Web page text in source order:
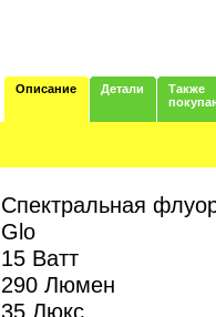
Описание Детали
Также
Спектральная
Glo
15 Ватт
290 Люмен
35 Люкс